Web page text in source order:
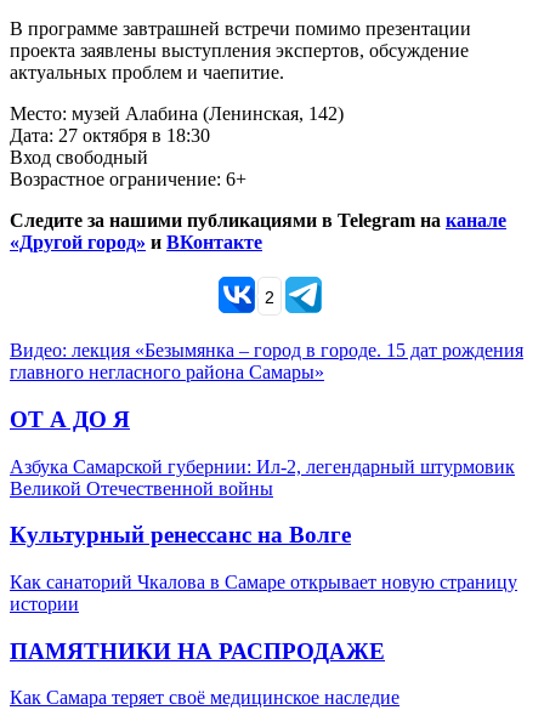
В программе завтрашней встречи помимо презентации
проекта заявлены выступления экспертов, обсуждение
актуальных проблем и чаепитие.
Место: музей Алабина (Ленинская, 142)
Дата: 27 октября в 18:30
Вход свободный
Возрастное ограничение: 6+
Следите за нашими публикациями в Telegram на канале
«Другой город» и ВКонтакте
2
Видео: лекция «Безымянка – город в городе. 15 дат рождения
главного негласного района Самары»
ОТ А ДО Я
Азбука Самарской губернии: Ил-2, легендарный штурмовик
Великой Отечественной войны
Культурный ренессанс на Волге
Как санаторий Чкалова в Самаре открывает новую страницу
истории
ПАМЯТНИКИ НА РАСПРОДАЖЕ
Как Самара теряет своё медицинское наследие